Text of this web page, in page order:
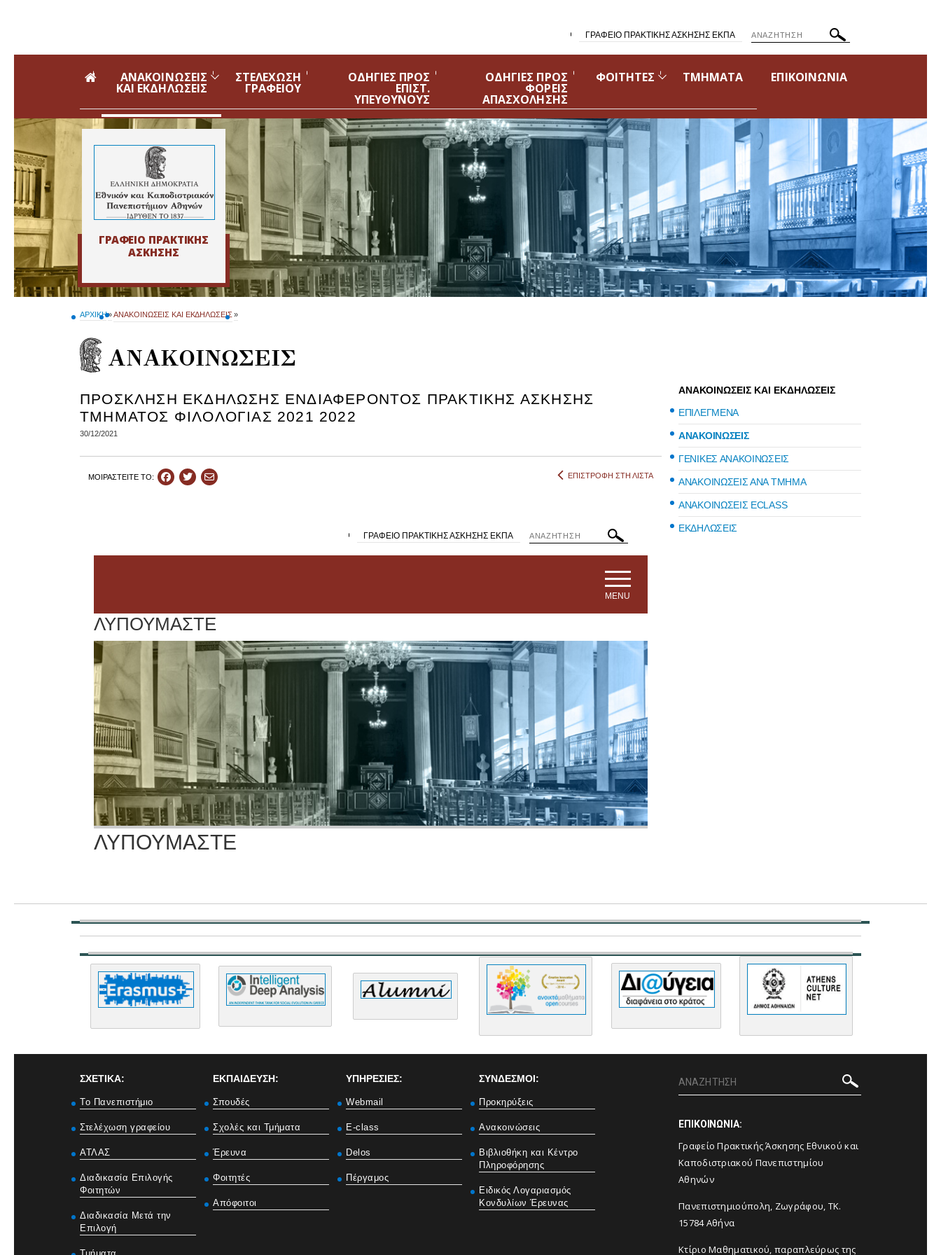
ΓΡΑΦΕΙΟ ΠΡΑΚΤΙΚΗΣ ΑΣΚΗΣΗΣ ΕΚΠΑ
ΑΝΑΚΟΙΝΩΣΕΙΣ
ΚΑΙ ΕΚΔΗΛΩΣΕΙΣ
ΣΤΕΛΕΧΩΣΗ
ΓΡΑΦΕΙΟΥ
ΟΔΗΓΙΕΣ ΠΡΟΣ
ΕΠΙΣΤ.
ΥΠΕΥΘΥΝΟΥΣ
ΟΔΗΓΙΕΣ ΠΡΟΣ
ΦΟΡΕΙΣ
ΑΠΑΣΧΟΛΗΣΗΣ
ΦΟΙΤΗΤΕΣ ΤΜΗΜΑΤΑ ΕΠΙΚΟΙΝΩΝΙΑ
ΓΡΑΦΕΙΟ ΠΡΑΚΤΙΚΗΣ
ΑΣΚΗΣΗΣ
ΑΡΧΙΚΗ»ΑΝΑΚΟΙΝΩΣΕΙΣ ΚΑΙ ΕΚΔΗΛΩΣΕΙΣ »
ΑΝΑΚΟΙΝΩΣΕΙΣ
ΠΡΟΣΚΛΗΣΗ ΕΚΔΗΛΩΣΗΣ ΕΝΔΙΑΦΕΡΟΝΤΟΣ ΠΡΑΚΤΙΚΗΣ ΑΣΚΗΣΗΣ
ΤΜΗΜΑΤΟΣ ΦΙΛΟΛΟΓΙΑΣ 2021 2022
30/12/2021
ΜΟΙΡΑΣΤEIΤΕ ΤΟ: ΕΠΙΣΤΡΟΦΗ ΣΤΗ ΛΙΣΤΑ
ΑΝΑΚΟΙΝΩΣΕΙΣ ΚΑΙ ΕΚΔΗΛΩΣΕΙΣ
ΕΠΙΛΕΓΜΕΝΑ
ΑΝΑΚΟΙΝΩΣΕΙΣ
ΓΕΝΙΚΕΣ ΑΝΑΚΟΙΝΩΣΕΙΣ
ΑΝΑΚΟΙΝΩΣΕΙΣ ΑΝΑ ΤΜΗΜΑ
ΑΝΑΚΟΙΝΩΣΕΙΣ ECLASS
ΕΚΔΗΛΩΣΕΙΣ
ΣΧΕΤΙΚΑ:
Το Πανεπιστήμιο
Στελέχωση γραφείου
ΑΤΛΑΣ
Διαδικασία Επιλογής
Φοιτητών
Διαδικασία Μετά την
Επιλογή
ΕΚΠΑΙΔΕΥΣΗ:
Σπουδές
Σχολές και Τμήματα
Έρευνα
Φοιτητές
Απόφοιτοι
ΥΠΗΡΕΣΙΕΣ:
Webmail
E-class
Delos
Πέργαμος
ΣΥΝΔΕΣΜΟΙ:
Προκηρύξεις
Ανακοινώσεις
Βιβλιοθήκη και Κέντρο
Πληροφόρησης
Ειδικός Λογαριασμός
Κονδυλίων Έρευνας
ΕΠΙΚΟΙΝΩΝΙΑ:
Γραφείο Πρακτικής Άσκησης Εθνικού και
Καποδιστριακού Πανεπιστημίου
Αθηνών
Πανεπιστημιούπολη, Ζωγράφου, ΤΚ.
15784 Αθήνα
Κτίριο Μαθηματικού, παραπλεύρως της